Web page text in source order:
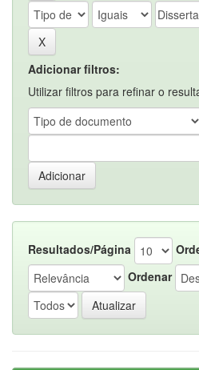
Adicionar filtros:
Utilizar filtros para refinar o
Resultados/Página
Ordenar